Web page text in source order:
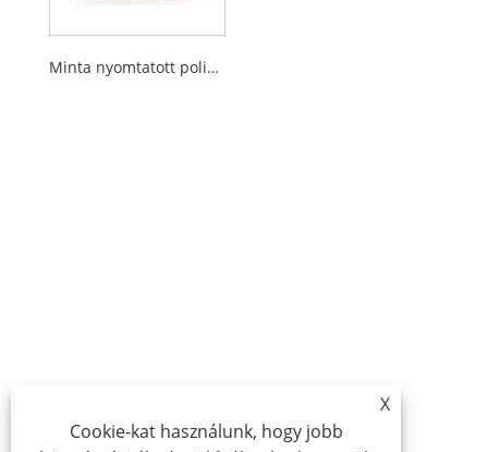
Minta nyomtatott poliészter szövet Bifold pénztárcák férfiak számára
X
Cookie-kat használunk, hogy jobb